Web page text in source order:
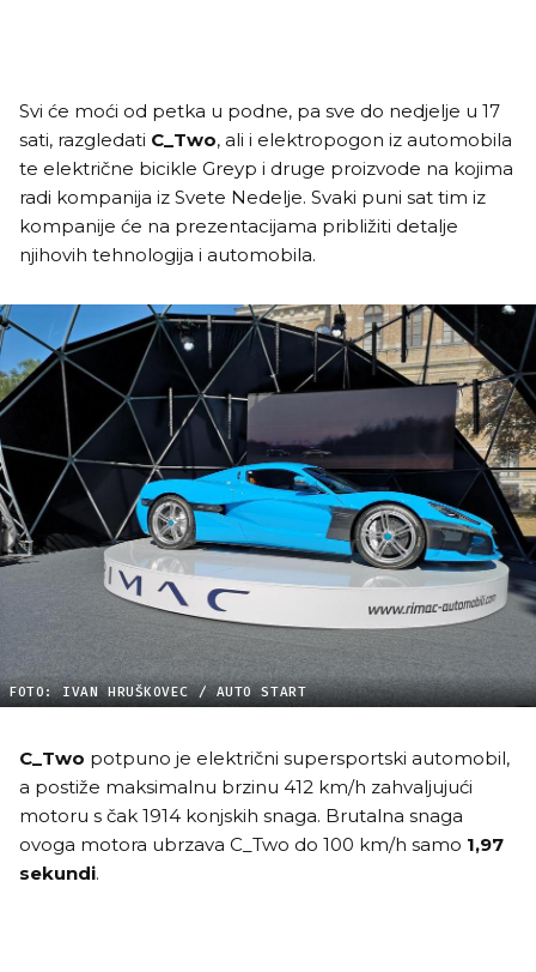
Svi će moći od petka u podne, pa sve do nedjelje u 17
sati, razgledati C_Two, ali i elektropogon iz automobila
te električne bicikle Greyp i druge proizvode na kojima
radi kompanija iz Svete Nedelje. Svaki puni sat tim iz
kompanije će na prezentacijama približiti detalje
njihovih tehnologija i automobila.
FOTO: IVAN HRUŠKOVEC / AUTO START
C_Two potpuno je električni supersportski automobil,
a postiže maksimalnu brzinu 412 km/h zahvaljujući
motoru s čak 1914 konjskih snaga. Brutalna snaga
ovoga motora ubrzava C_Two do 100 km/h samo 1,97
sekundi.